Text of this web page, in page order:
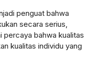
penguat bahwa
secara serius,
percaya bahwa kualitas
kualitas individu yang